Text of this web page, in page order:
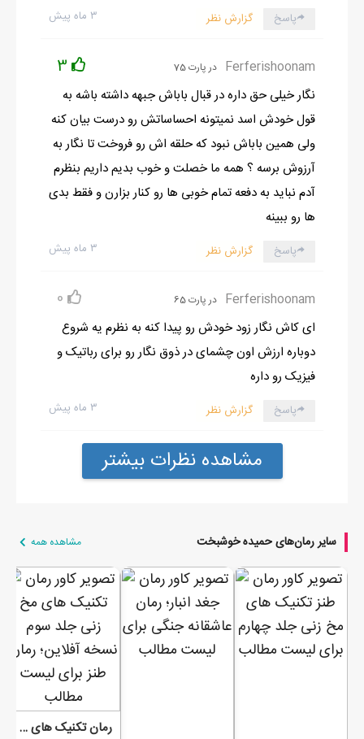
۳ ماه پیش پاسخ گزارش نظر
Ferferishoonam در پارت 75 3
نگار خیلی حق داره در قبال باباش جبهه داشته باشه به
قول خودش اسد نمیتونه احساساتش رو درست بیان کنه
ولی همین باباش نبود که حلقه اش رو فروخت تا نگار به
آرزوش برسه ؟ همه ما خصلت و خوب بدیم داریم بنظرم
آدم نباید به دفعه تمام خوبی ها رو کنار بزارن و فقط بدی
ها رو ببینه
۳ ماه پیش پاسخ گزارش نظر
Ferferishoonam در پارت 65 0
ای کاش نگار زود خودش رو پیدا کنه به نظرم یه شروع
دوباره ارزش اون چشمای در ذوق نگار رو برای رباتیک و
فیزیک رو داره
۳ ماه پیش پاسخ گزارش نظر
مشاهده نظرات بیشتر
سایر رمان‌های حمیده خوشبخت مشاهده همه
رمان تکنیک های مخ زنی جلد سوم نسل دوم نسخه آفلاین